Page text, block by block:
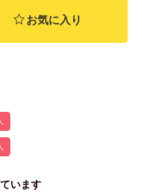
お気に入り
います